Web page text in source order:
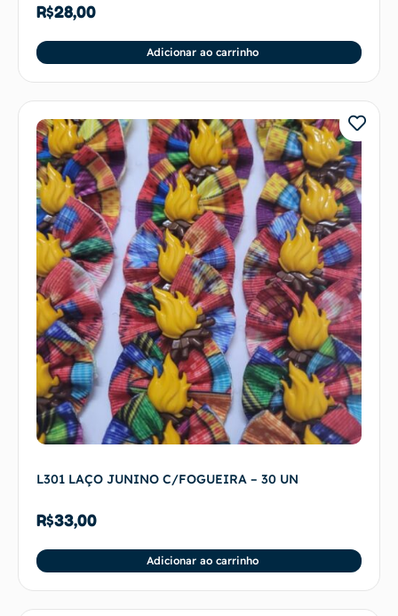
R$28,00
Adicionar ao carrinho
L301 LAÇO JUNINO C/FOGUEIRA – 30 UN
R$33,00
Adicionar ao carrinho